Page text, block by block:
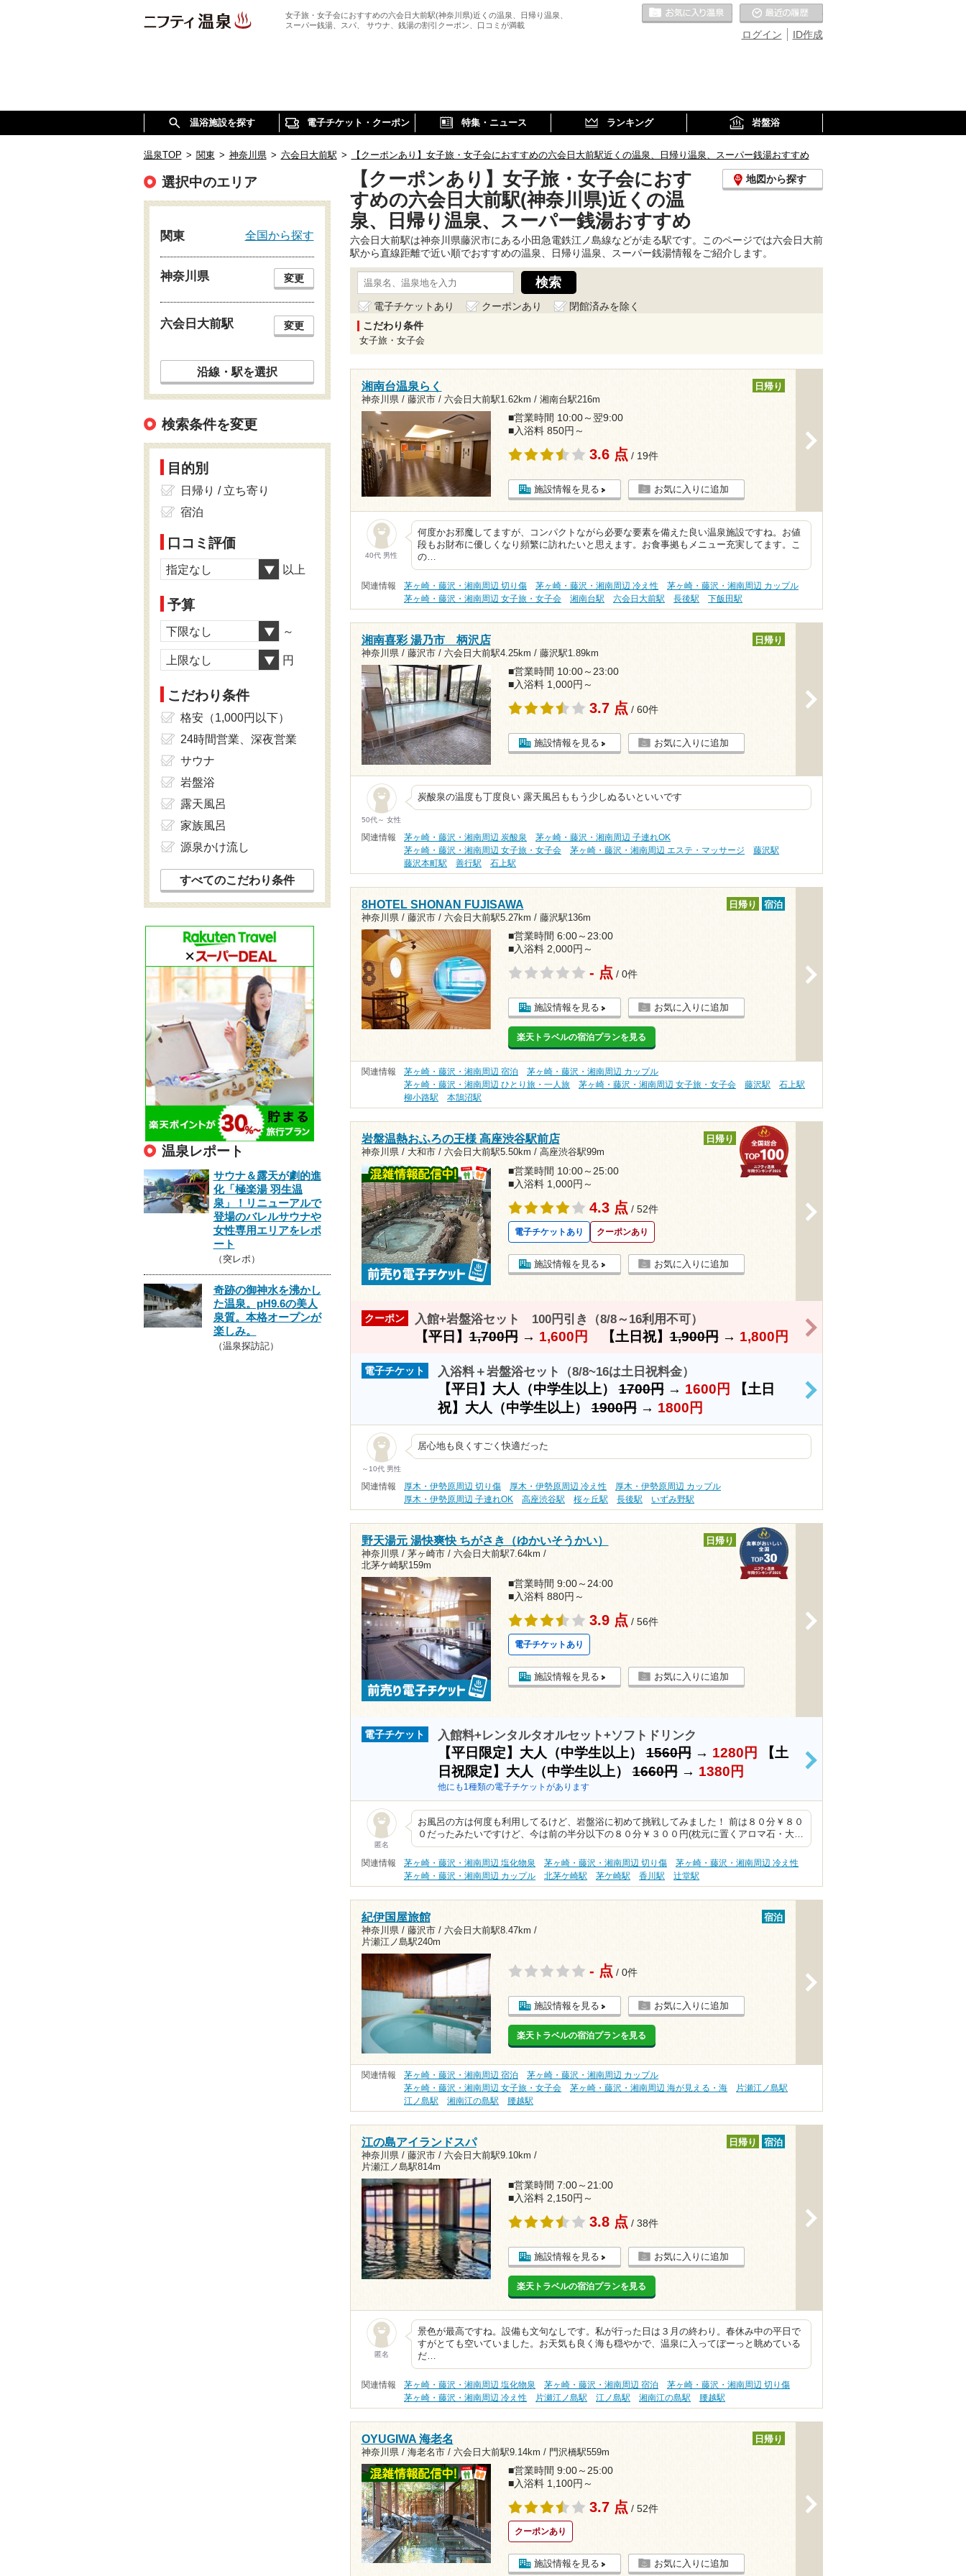
女子旅・女子会におすすめの六会日大前駅(神奈川県)近くの温泉、日帰り温泉、
スーパー銭湯、スパ、 サウナ、銭湯の割引クーポン、口コミが満載
ID作成
ログイン
お気に入りの温泉
温浴施設を探す 電子チケット・クーポン 特集・ニュース ランキング 岩盤浴
温泉TOP > 関東 > 神奈川県 > 六会日大前駅 > 【クーポンあり】女子旅・女子会におすすめの六会日大前駅近くの温泉、日帰り温泉、スーパー銭湯おすすめ
【クーポンあり】女子旅・女子会におす
すめの六会日大前駅(神奈川県)近くの温
泉、日帰り温泉、スーパー銭湯おすすめ
地図から探す
六会日大前駅は神奈川県藤沢市にある小田急電鉄江ノ島線などが走る駅です。このページでは六会日大前
駅から直線距離で近い順でおすすめの温泉、日帰り温泉、スーパー銭湯情報をご紹介します。
電子チケットあり クーポンあり
閉館済みを除く
こだわり条件
女子旅・女子会
湘南台温泉らく
神奈川県 / 藤沢市 / 六会日大前駅1.62km / 湘南台駅216m
日帰り
■営業時間 10:00～翌9:00
■入浴料 850円～
3.6 点 / 19件
施設情報を見る お気に入りに追加
40代 男性
何度かお邪魔してますが、コンパクトながら必要な要素を備えた良い温泉施設ですね。お値
段もお財布に優しくなり頻繁に訪れたいと思えます。お食事拠もメニュー充実してます。こ
の…
関連情報 茅ヶ崎・藤沢・湘南周辺 切り傷 茅ヶ崎・藤沢・湘南周辺 冷え性
茅ヶ崎・藤沢・湘南周辺 カップル
茅ヶ崎・藤沢・湘南周辺 女子旅・女子会
湘南台駅 六会日大前駅 長後駅 下飯田駅
湘南喜彩 湯乃市 柄沢店
神奈川県 / 藤沢市 / 六会日大前駅4.25km / 藤沢駅1.89km
日帰り
■営業時間 10:00～23:00
■入浴料 1,000円～
3.7 点 / 60件
施設情報を見る お気に入りに追加
50代～ 女性
炭酸泉の温度も丁度良い 露天風呂ももう少しぬるいといいです
関連情報 茅ヶ崎・藤沢・湘南周辺 炭酸泉
茅ヶ崎・藤沢・湘南周辺 子連れOK
茅ヶ崎・藤沢・湘南周辺 女子旅・女子会
茅ヶ崎・藤沢・湘南周辺 エステ・マッサージ
藤沢駅
藤沢本町駅
善行駅 石上駅
8HOTEL SHONAN FUJISAWA
神奈川県 / 藤沢市 / 六会日大前駅5.27km / 藤沢駅136m
日帰り 宿泊
■営業時間 6:00～23:00
■入浴料 2,000円～
- 点 / 0件
施設情報を見る お気に入りに追加
楽天トラベルの宿泊プランを見る
関連情報 茅ヶ崎・藤沢・湘南周辺 宿泊
茅ヶ崎・藤沢・湘南周辺 カップル
茅ヶ崎・藤沢・湘南周辺 ひとり旅・一人旅
茅ヶ崎・藤沢・湘南周辺 女子旅・女子会 藤沢駅
石上駅
柳小路駅
本鵠沼駅
岩盤温熱おふろの王様 高座渋谷駅前店
神奈川県 / 大和市 / 六会日大前駅5.50km / 高座渋谷駅99m
日帰り
■営業時間 10:00～25:00
■入浴料 1,000円～
4.3 点 / 52件
電子チケットあり クーポンあり
施設情報を見る お気に入りに追加
クーポン 入館+岩盤浴セット 100円引き（8/8～16利用不可）
【平日】1,700円→ 1,600円 【土日祝】1,900円→ 1,800円
電子チケット 入浴料＋岩盤浴セット（8/8~16は土日祝料金）
【平日】大人（中学生以上）1700円→ 1600円
【土日
祝】大人（中学生以上）1900円→ 1800円
>
～10代 男性
居心地も良くすごく快適だった
関連情報 厚木・伊勢原周辺 切り傷 厚木・伊勢原周辺 冷え性
厚木・伊勢原周辺 カップル
厚木・伊勢原周辺 子連れOK
高座渋谷駅 桜ヶ丘駅 長後駅 いずみ野駅
野天湯元 湯快爽快 ちがさき（ゆかいそうかい）
神奈川県 / 茅ヶ崎市 / 六会日大前駅7.64km /
北茅ケ崎駅159m
日帰り
■営業時間 9:00～24:00
■入浴料 880円～
3.9 点 / 56件
電子チケットあり
施設情報を見る お気に入りに追加
電子チケット 入館料+レンタルタオルセット+ソフトドリンク
【平日限定】大人（中学生以上）1560円→ 1280円
【土
日祝限定】大人（中学生以上）1660円→ 1380円
他にも1種類の電子チケットがあります
>
匿名
お風呂の方は何度も利用してるけど、岩盤浴に初めて挑戦してみました！ 前は８０分￥８０
０だったみたいですけど、今は前の半分以下の８０分￥３００円(枕元に置くアロマ石・大…
関連情報 茅ヶ崎・藤沢・湘南周辺 塩化物泉 茅ヶ崎・藤沢・湘南周辺 切り傷
茅ヶ崎・藤沢・湘南周辺 冷え性
茅ヶ崎・藤沢・湘南周辺 カップル
北茅ケ崎駅 茅ケ崎駅 香川駅 辻堂駅
紀伊国屋旅館
神奈川県 / 藤沢市 / 六会日大前駅8.47km /
片瀬江ノ島駅240m
宿泊
- 点 / 0件
施設情報を見る お気に入りに追加
楽天トラベルの宿泊プランを見る
関連情報 茅ヶ崎・藤沢・湘南周辺 宿泊
茅ヶ崎・藤沢・湘南周辺 カップル
茅ヶ崎・藤沢・湘南周辺 女子旅・女子会
茅ヶ崎・藤沢・湘南周辺 海が見える・海
片瀬江ノ島駅
江ノ島駅
湘南江の島駅 腰越駅
江の島アイランドスパ
神奈川県 / 藤沢市 / 六会日大前駅9.10km /
片瀬江ノ島駅814m
日帰り 宿泊
■営業時間 7:00～21:00
■入浴料 2,150円～
3.8 点 / 38件
施設情報を見る お気に入りに追加
楽天トラベルの宿泊プランを見る
匿名
景色が最高ですね。設備も文句なしです。私が行った日は３月の終わり。春休み中の平日で
すがとても空いていました。お天気も良く海も穏やかで、温泉に入ってぼーっと眺めている
だ…
関連情報 茅ヶ崎・藤沢・湘南周辺 塩化物泉 茅ヶ崎・藤沢・湘南周辺 宿泊
茅ヶ崎・藤沢・湘南周辺 切り傷
茅ヶ崎・藤沢・湘南周辺 冷え性
片瀬江ノ島駅 江ノ島駅 湘南江の島駅 腰越駅
OYUGIWA 海老名
神奈川県 / 海老名市 / 六会日大前駅9.14km / 門沢橋駅559m
日帰り
■営業時間 9:00～25:00
■入浴料 1,100円～
3.7 点 / 52件
クーポンあり
施設情報を見る お気に入りに追加
選択中のエリア
関東 全国から探す
神奈川県 変更
六会日大前駅 変更
沿線・駅を選択
検索条件を変更
目的別
日帰り / 立ち寄り
宿泊
口コミ評価
指定なし 以上
予算
下限なし ～
上限なし 円
こだわり条件
格安（1,000円以下）
24時間営業、深夜営業
サウナ
岩盤浴
露天風呂
家族風呂
源泉かけ流し
すべてのこだわり条件
温泉レポート
サウナ＆露天が劇的進
化「極楽湯 羽生温
泉」！リニューアルで
登場のバレルサウナや
女性専用エリアをレポ
ート
（突レポ）
奇跡の御神水を沸かし
た温泉。pH9.6の美人
泉質。本格オープンが
楽しみ。
（温泉探訪記）